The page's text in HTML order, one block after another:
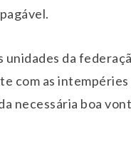
unidades da
com as
necessária boa